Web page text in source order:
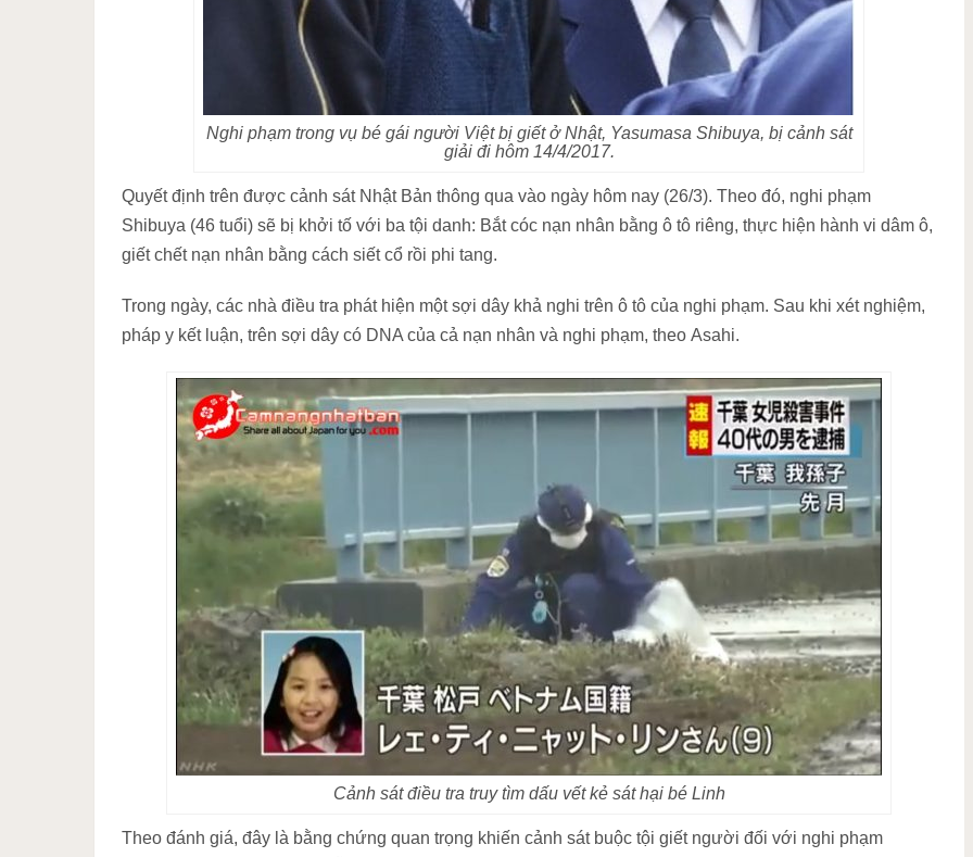
Nghi phạm trong vụ bé gái người Việt bị giết ở Nhật, Yasumasa Shibuya, bị cảnh sát
giải đi hôm 14/4/2017.
Quyết định trên được cảnh sát Nhật Bản thông qua vào ngày hôm nay (26/3). Theo đó, nghi phạm
Shibuya (46 tuổi) sẽ bị khởi tố với ba tội danh: Bắt cóc nạn nhân bằng ô tô riêng, thực hiện hành vi dâm ô,
giết chết nạn nhân bằng cách siết cổ rồi phi tang.
Trong ngày, các nhà điều tra phát hiện một sợi dây khả nghi trên ô tô của nghi phạm. Sau khi xét nghiệm,
pháp y kết luận, trên sợi dây có DNA của cả nạn nhân và nghi phạm, theo Asahi.
Cảnh sát điều tra truy tìm dấu vết kẻ sát hại bé Linh
Theo đánh giá, đây là bằng chứng quan trọng khiến cảnh sát buộc tội giết người đối với nghi phạm